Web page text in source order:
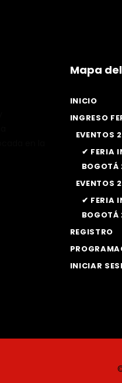
Mapa
INICIO
INGRESO
EVENTOS
✔ FERIA
EVENTOS
✔ FERIA
BOGOTÁ
REGISTRO
INICIAR